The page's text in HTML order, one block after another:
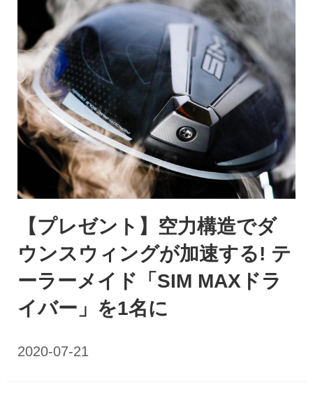
【プレゼント】空力構造でダ
ウンスウィングが加速する! テ
ーラーメイド「SIM MAXドラ
イバー」を1名に